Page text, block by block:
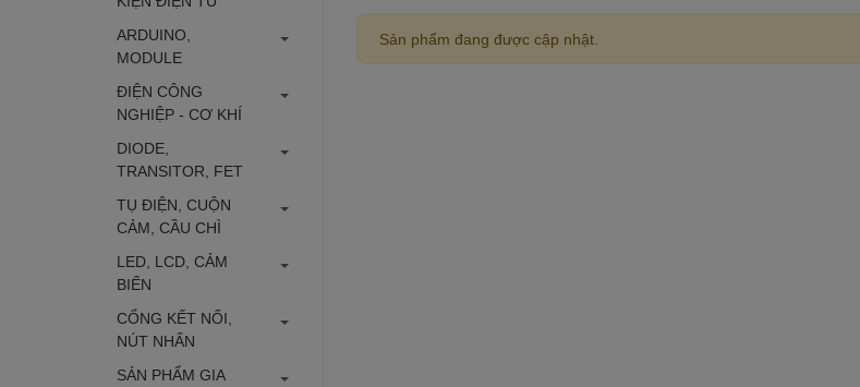
ARDUINO,
MODULE
ĐIỆN CÔNG
NGHIỆP - CƠ KHÍ
DIODE,
TRANSITOR, FET
TỤ ĐIỆN, CUỘN
CẢM, CẦU CHÌ
LED, LCD, CẢM
BIẾN
CỔNG KẾT NỐI,
NÚT NHẤN
SẢN PHẨM GIA
Sản phẩm đang được cập nhật.